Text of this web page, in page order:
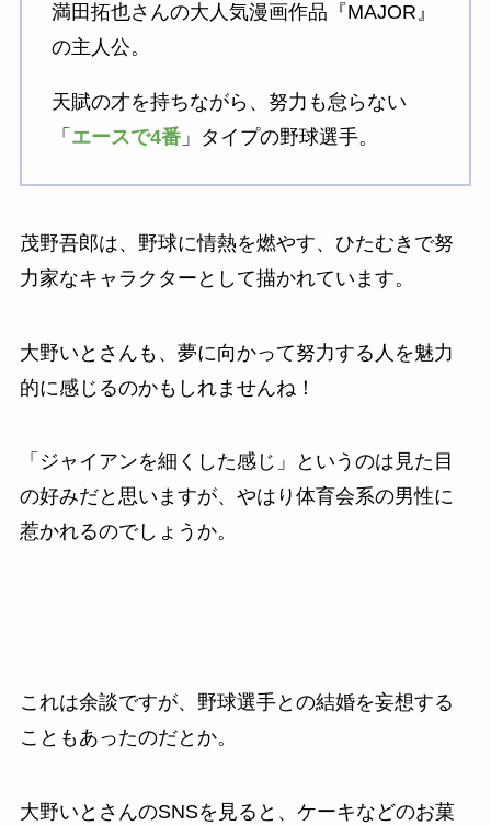
満田拓也さんの大人気漫画作品『MAJOR』
の主人公。
天賦の才を持ちながら、努力も怠らない
「 エースで4番」タイプの野球選手。
茂野吾郎は、野球に情熱を燃やす、ひたむきで努
力家なキャラクターとして描かれています。
大野いとさんも、夢に向かって努力する人を魅力
的に感じるのかもしれませんね！
「ジャイアンを細くした感じ」というのは見た目
の好みだと思いますが、やはり体育会系の男性に
惹かれるのでしょうか。
これは余談ですが、野球選手との結婚を妄想する
こともあったのだとか。
大野いとさんのSNSを見ると、ケーキなどのお菓